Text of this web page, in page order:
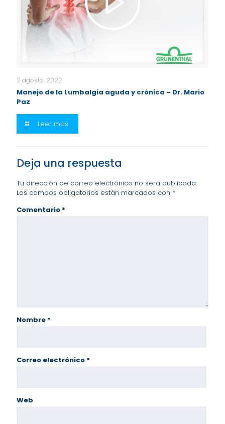
2 agosto, 2022
Manejo de la Lumbalgia aguda y crónica – Dr. Mario
Paz
Leer más
Deja una respuesta
Tu dirección de correo electrónico no será publicada.
Los campos obligatorios están marcados con *
Comentario *
Nombre *
Correo electrónico *
Web